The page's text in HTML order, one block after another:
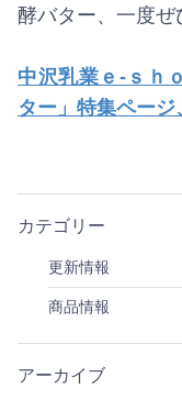
酵バター、一度ぜ
中沢乳業ｅ-ｓｈ
ター」特集ペー
カテゴリー
更新情報
商品情報
アーカイブ